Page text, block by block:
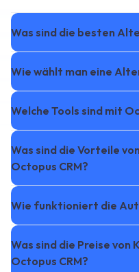
Was sind die besten
Wie wählt man eine
Welche Tools sind mit
Was sind die Vorteile
Octopus CRM?
Wie funktioniert die
Was sind die Preise von
Octopus CRM?